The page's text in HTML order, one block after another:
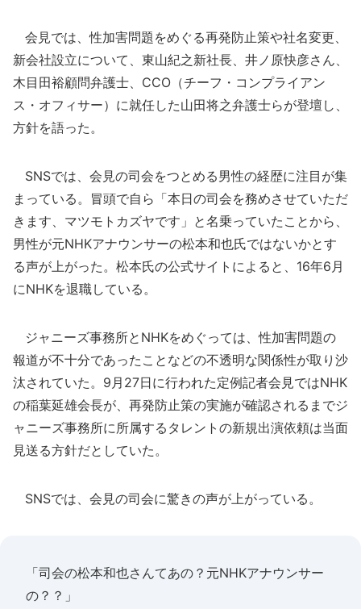
会見では、性加害問題をめぐる再発防止策や社名変更、
新会社設立について、東山紀之新社長、井ノ原快彦さん、
木目田裕顧問弁護士、CCO（チーフ・コンプライアン
ス・オフィサー）に就任した山田将之弁護士らが登壇し、
方針を語った。
SNSでは、会見の司会をつとめる男性の経歴に注目が集
まっている。冒頭で自ら「本日の司会を務めさせていただ
きます、マツモトカズヤです」と名乗っていたことから、
男性が元NHKアナウンサーの松本和也氏ではないかとす
る声が上がった。松本氏の公式サイトによると、16年6月
にNHKを退職している。
ジャニーズ事務所とNHKをめぐっては、性加害問題の
報道が不十分であったことなどの不透明な関係性が取り沙
汰されていた。9月27日に行われた定例記者会見ではNHK
の稲葉延雄会長が、再発防止策の実施が確認されるまでジ
ャニーズ事務所に所属するタレントの新規出演依頼は当面
見送る方針だとしていた。
SNSでは、会見の司会に驚きの声が上がっている。
「司会の松本和也さんてあの？元NHKアナウンサー
の？？」